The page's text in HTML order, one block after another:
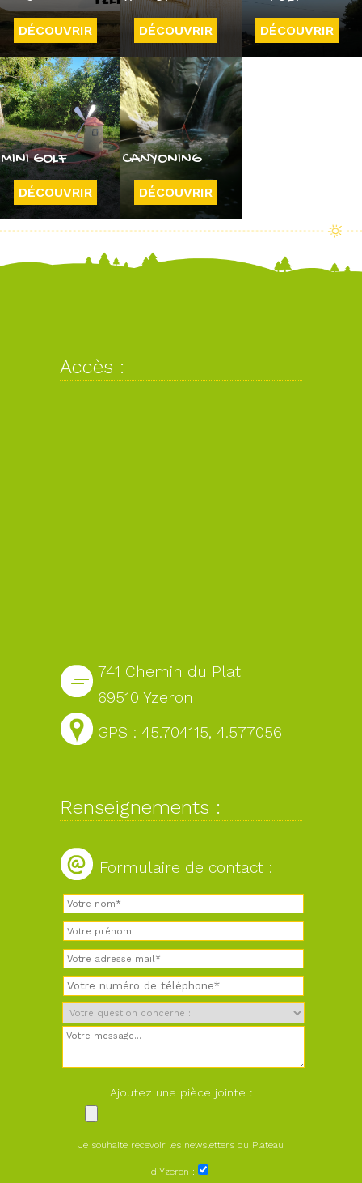
DÉCOUVRIR DÉCOUVRIR DÉCOUVRIR
MINI GOLF
DÉCOUVRIR
CANYONING
DÉCOUVRIR
Accès :
741 Chemin du Plat
69510 Yzeron
GPS : 45.704115, 4.577056
Renseignements :
Formulaire de contact :
Ajoutez une pièce jointe :
Je souhaite recevoir les newsletters du Plateau
d'Yzeron :